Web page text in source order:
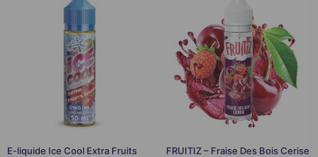
E-liquide Ice Cool Extra Fruits
FRUITIZ – Fraise Des Bois Cerise